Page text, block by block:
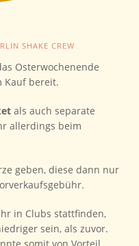
SHAKE CREW
Osterwochenende
Kauf bereit.
als auch separate
allerdings beim
geben, diese dann nur
in Clubs stattfinden,
sein, als zuvor.